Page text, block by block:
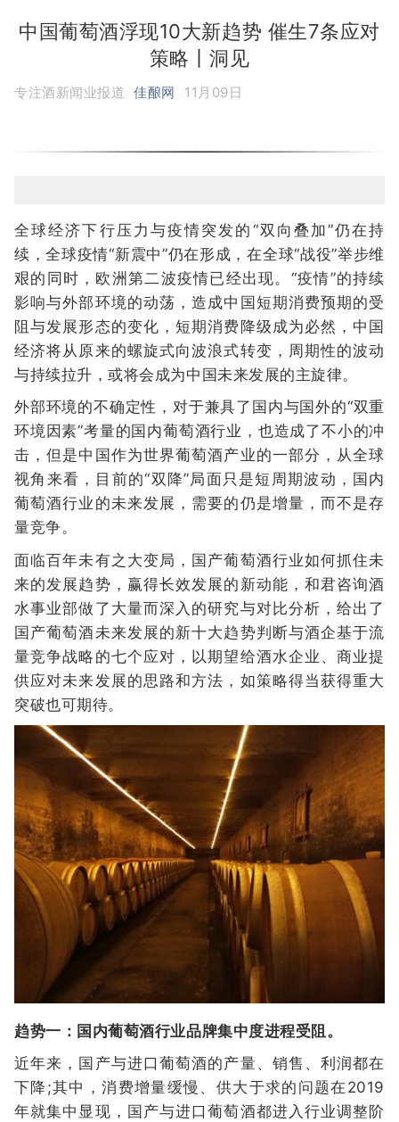
中国葡萄酒浮现10大新趋势 催生7条应对
策略丨洞见
专注酒新闻业报道 佳酿网 11月09日
全球经济下行压力与疫情突发的“双向叠加”仍在持
续，全球疫情“新震中”仍在形成，在全球“战役”举步维
艰的同时，欧洲第二波疫情已经出现。“疫情”的持续
影响与外部环境的动荡，造成中国短期消费预期的受
阻与发展形态的变化，短期消费降级成为必然，中国
经济将从原来的螺旋式向波浪式转变，周期性的波动
与持续拉升，或将会成为中国未来发展的主旋律。
外部环境的不确定性，对于兼具了国内与国外的“双重
环境因素”考量的国内葡萄酒行业，也造成了不小的冲
击，但是中国作为世界葡萄酒产业的一部分，从全球
视角来看，目前的“双降”局面只是短周期波动，国内
葡萄酒行业的未来发展，需要的仍是增量，而不是存
量竞争。
面临百年未有之大变局，国产葡萄酒行业如何抓住未
来的发展趋势，赢得长效发展的新动能，和君咨询酒
水事业部做了大量而深入的研究与对比分析，给出了
国产葡萄酒未来发展的新十大趋势判断与酒企基于流
量竞争战略的七个应对，以期望给酒水企业、商业提
供应对未来发展的思路和方法，如策略得当获得重大
突破也可期待。
趋势一：国内葡萄酒行业品牌集中度进程受阻。
近年来，国产与进口葡萄酒的产量、销售、利润都在
下降;其中，消费增量缓慢、供大于求的问题在2019
年就集中显现，国产与进口葡萄酒都进入行业调整阶